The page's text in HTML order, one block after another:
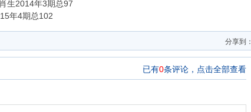
生2014年3期总97
年4期总102
分享到：